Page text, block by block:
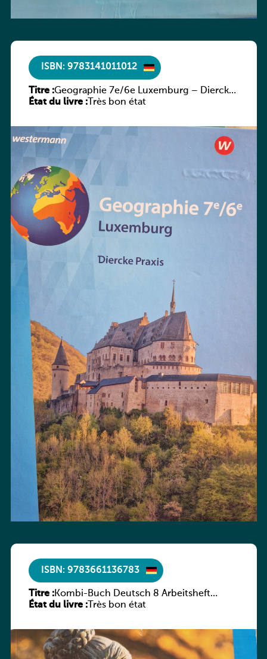
ISBN: 9783141011012
Titre :Geographie 7e/6e Luxemburg – Diercke
Praxis
État du livre :Très bon état
ISBN: 9783661136783
Titre :Kombi-Buch Deutsch 8 Arbeitsheft
(Neue Ausgabe Luxemburg)
État du livre :Très bon état